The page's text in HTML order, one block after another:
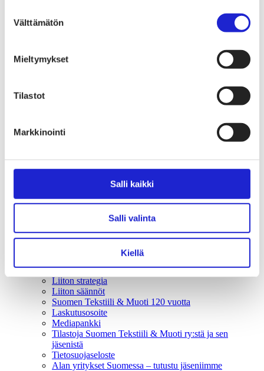
valinta
Välttämätön
Mieltymykset
Tilastot
Markkinointi
Salli kaikki
Salli valinta
Kiellä
Kannanotot ja lausunnot
Kansainvälinen liiketoiminta ja rahoitus -
Osaaminen ja vetovoima -vaikuttajaryhmä
Suomen Tekstiili & Muodin jäsenyysmuodot
Liity varsinaiseksi jäseneksi
Liity kumppani­jäseneksi
Suomen Tekstiili & Muoti
Liiton henkilöstö & yhteystiedot
Liiton strategia
Liiton säännöt
Suomen Tekstiili & Muoti 120 vuotta
Laskutusosoite
Mediapankki
Tilastoja Suomen Tekstiili & Muoti ry:stä ja sen
jäsenistä
Tietosuojaseloste
Alan yritykset Suomessa – tutustu jäseniimme